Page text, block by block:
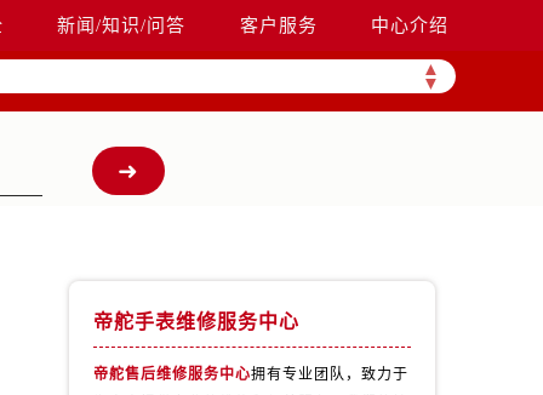
新闻/知识/问答 客户服务 中心介绍
▲
▼
帝舵手表维修服务中心
帝舵售后维修服务中心拥有专业团队，致力于